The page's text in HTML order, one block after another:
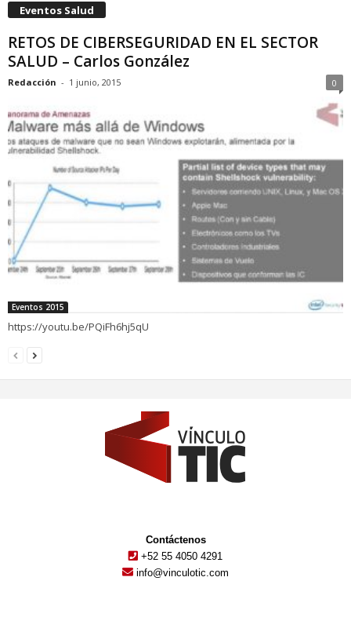
Eventos Salud
RETOS DE CIBERSEGURIDAD EN EL SECTOR
SALUD – Carlos González
Redacción - 1 junio, 2015 0
Eventos 2015
https://youtu.be/PQiFh6hj5qU
Contáctenos
+52 55 4050 4291
info@vinculotic.com